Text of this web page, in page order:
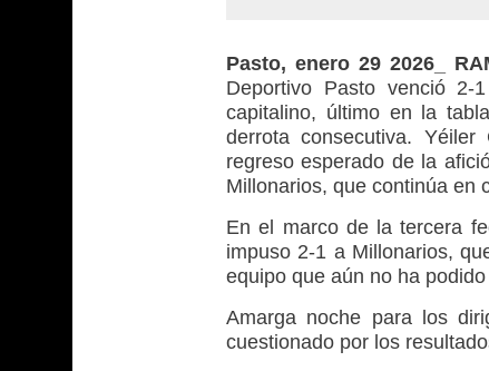
Pasto, enero 29 2026_
Deportivo Pasto venció
capitalino, último en la
derrota consecutiva.
regreso esperado de la
Millonarios, que continúa en
En el marco de la tercera
impuso 2-1 a Millonarios,
equipo que aún no ha
Amarga noche para los
cuestionado por los